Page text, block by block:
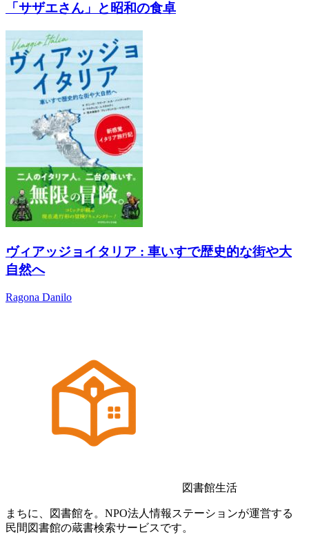
「サザエさん」と昭和の食卓
ヴィアッジョイタリア : 車いすで歴史的な街や大
自然へ
Ragona Danilo
図書館生活
まちに、図書館を。NPO法人情報ステーションが運営する
民間図書館の蔵書検索サービスです。